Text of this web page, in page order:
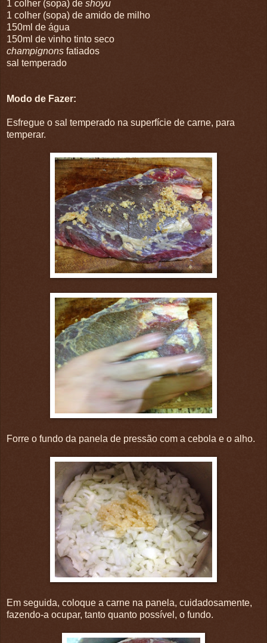
1 colher (sopa) de shoyu
1 colher (sopa) de amido de milho
150ml de água
150ml de vinho tinto seco
champignons fatiados
sal temperado
Modo de Fazer:
Esfregue o sal temperado na superfície de carne, para
temperar.
Forre o fundo da panela de pressão com a cebola e o alho.
Em seguida, coloque a carne na panela, cuidadosamente,
fazendo-a ocupar, tanto quanto possível, o fundo.